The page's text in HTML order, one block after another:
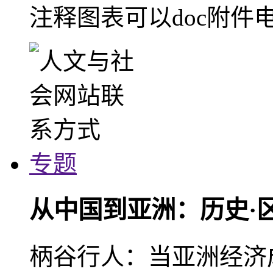
注释图表可以doc附件
专题
从中国到亚洲：历史·
柄谷行人：当亚洲经